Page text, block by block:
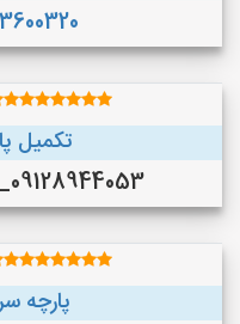
تکمیل
09128944053_02155603613 (تهران)
پارچه